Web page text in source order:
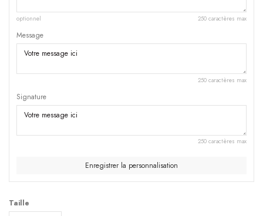
optionnel 250 caractères max
Message
250 caractères max
Signature
250 caractères max
Enregistrer la personnalisation
Taille